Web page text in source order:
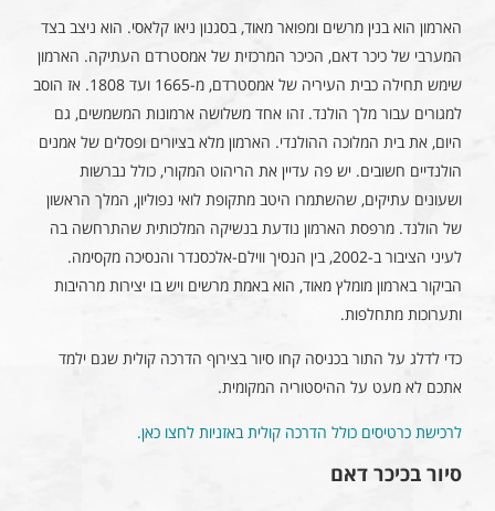
הארמון הוא בנין מרשים ומפואר מאוד, בסגנון ניאו קלאסי. הוא ניצב בצד
המערבי של כיכר דאם, הכיכר המרכזית של אמסטרדם העתיקה. הארמון
שימש תחילה כבית העיריה של אמסטרדם, מ-1665 ועד 1808. אז הוסב
למגורים עבור מלך הולנד. זהו אחד משלושה ארמונות המשמשים, גם
היום, את בית המלוכה ההולנדי. הארמון מלא בציורים ופסלים של אמנים
הולנדיים חשובים. יש פה עדיין את הריהוט המקורי, כולל נברשות
ושעונים עתיקים, שהשתמרו היטב מתקופת לואי נפוליון, המלך הראשון
של הולנד. מרפסת הארמון נודעת בנשיקה המלכותית שהתרחשה בה
לעיני הציבור ב-2002, בין הנסיך ווילם-אלכסנדר והנסיכה מקסימה.
הביקור בארמון מומלץ מאוד, הוא באמת מרשים ויש בו יצירות מרהיבות
ותערוכות מתחלפות.
כדי לדלג על התור בכניסה קחו סיור בצירוף הדרכה קולית שגם ילמד
אתכם לא מעט על ההיסטוריה המקומית.
לרכישת כרטיסים כולל הדרכה קולית באזניות לחצו כאן.
סיור בכיכר דאם